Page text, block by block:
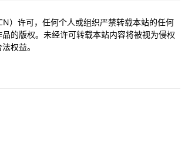
）许可，任何个人或组织严禁转载本站的任何
的版权。未经许可转载本站内容将被视为侵权
权益。